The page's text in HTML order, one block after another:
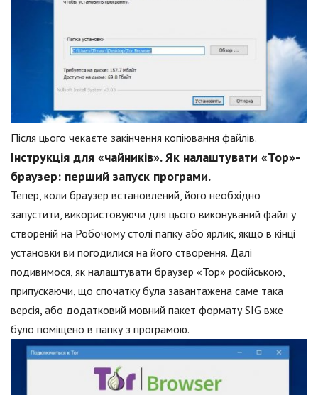
Після цього чекаєте закінчення копіювання файлів.
Інструкція для «чайників». Як налаштувати «Тор»-
браузер: перший запуск програми.
Тепер, коли браузер встановлений, його необхідно
запустити, використовуючи для цього виконуваний файл у
створеній на Робочому столі папку або ярлик, якщо в кінці
установки ви погодилися на його створення. Далі
подивимося, як налаштувати браузер «Тор» російською,
припускаючи, що спочатку була завантажена саме така
версія, або додатковий мовний пакет формату SIG вже
було поміщено в папку з програмою.